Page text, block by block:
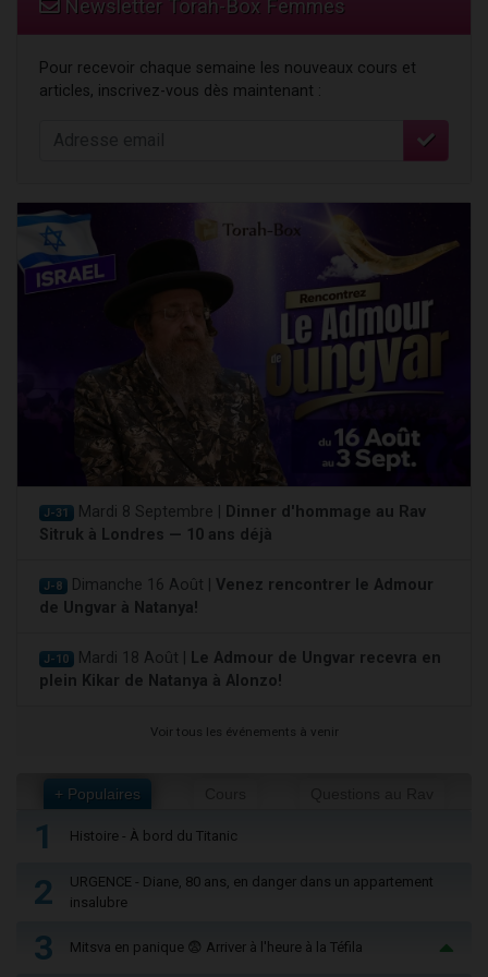
Newsletter Torah-Box Femmes
Pour recevoir chaque semaine les nouveaux cours et
articles, inscrivez-vous dès maintenant :
J-31 Mardi 8 Septembre |
Dinner d'hommage au Rav
Sitruk à Londres — 10 ans déjà
J-8 Dimanche 16 Août | Venez rencontrer le Admour
de Ungvar à Natanya!
J-10 Mardi 18 Août |
Le Admour de Ungvar recevra en
plein Kikar de Natanya à Alonzo!
Voir tous les événements à venir
+ Populaires
1 Histoire - À bord du Titanic
2
URGENCE - Diane, 80 ans, en danger dans un appartement
insalubre
3 Mitsva en panique 😨 Arriver à l'heure à la Téfila